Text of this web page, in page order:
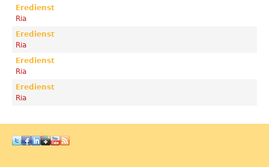
Eredienst
Ria
Eredienst
Ria
Eredienst
Ria
Eredienst
Ria